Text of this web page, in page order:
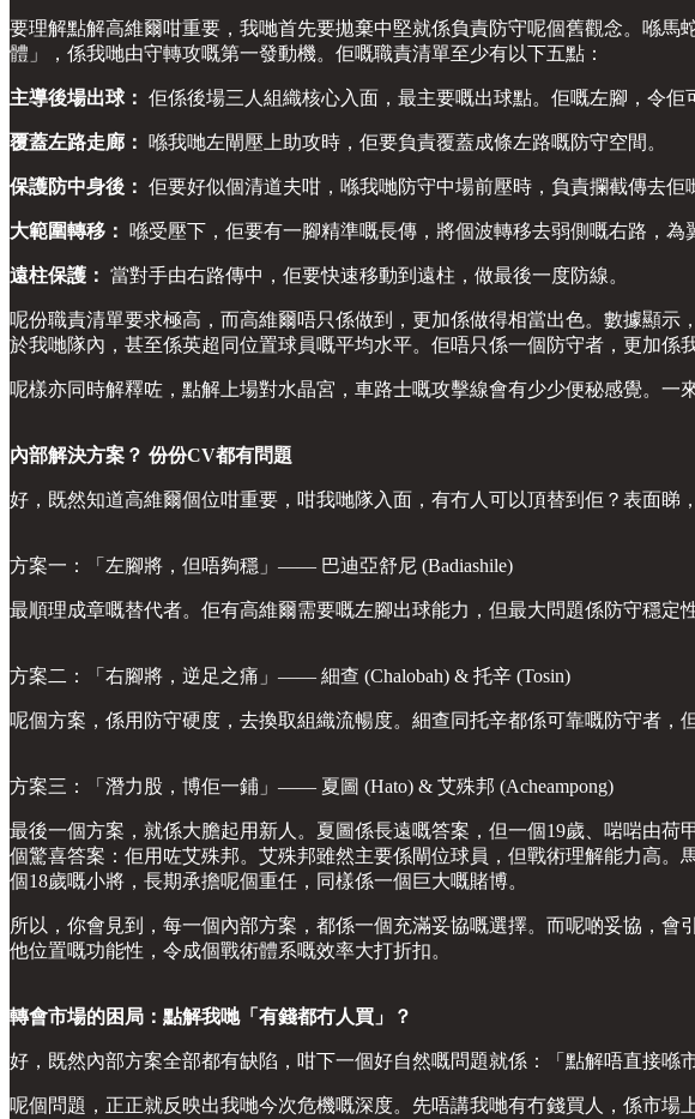
要理解點解高維爾咁重要，我哋首先要拋棄中堅就係負責防守呢個舊觀念。喺
體」，係我哋由守轉攻嘅第一發動機。佢嘅職責清單至少有以下五點：
主導後場出球： 佢係後場三人組織核心入面，最主要嘅出球點。佢嘅左腳，令佢
覆蓋左路走廊： 喺我哋左閘壓上助攻時，佢要負責覆蓋成條左路嘅防守空間。
保護防中身後： 佢要好似個清道夫咁，喺我哋防守中場前壓時，負責攔截傳去佢
大範圍轉移： 喺受壓下，佢要有一腳精準嘅長傳，將個波轉移去弱側嘅右路，為
遠柱保護： 當對手由右路傳中，佢要快速移動到遠柱，做最後一度防線。
呢份職責清單要求極高，而高維爾唔只係做到，更加係做得相當出色。數據顯示
於我哋隊內，甚至係英超同位置球員嘅平均水平。佢唔只係一個防守者，更加係
呢樣亦同時解釋咗，點解上場對水晶宮，車路士嘅攻擊線會有少少便秘感覺。一
內部解決方案？ 份份CV都有問題
好，既然知道高維爾個位咁重要，咁我哋隊入面，有冇人可以頂替到佢？表面睇
方案一：「左腳將，但唔夠穩」—— 巴迪亞舒尼 (Badiashile)
最順理成章嘅替代者。佢有高維爾需要嘅左腳出球能力，但最大問題係防守穩定
方案二：「右腳將，逆足之痛」—— 細查 (Chalobah) & 托辛 (Tosin)
呢個方案，係用防守硬度，去換取組織流暢度。細查同托辛都係可靠嘅防守者
方案三：「潛力股，博佢一鋪」—— 夏圖 (Hato) & 艾殊邦 (Acheampong)
最後一個方案，就係大膽起用新人。夏圖係長遠嘅答案，但一個19歲、啱啱由
個驚喜答案：佢用咗艾殊邦。艾殊邦雖然主要係閘位球員，但戰術理解能力高
個18歲嘅小將，長期承擔呢個重任，同樣係一個巨大嘅賭博。
所以，你會見到，每一個內部方案，都係一個充滿妥協嘅選擇。而呢啲妥協，
他位置嘅功能性，令成個戰術體系嘅效率大打折扣。
轉會市場的困局：點解我哋「有錢都冇人買」？
好，既然內部方案全部都有缺陷，咁下一個好自然嘅問題就係：「點解唔直接喺
呢個問題，正正就反映出我哋今次危機嘅深度。先唔講我哋有冇錢買人，係市